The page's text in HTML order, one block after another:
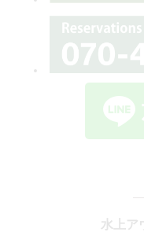
水上ア